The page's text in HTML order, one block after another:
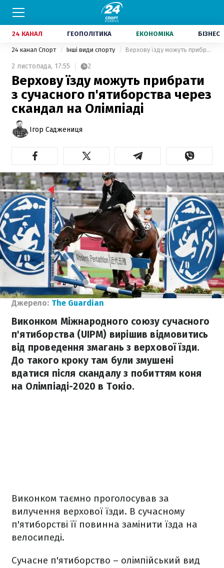
24 КАНАЛ ГЕОПОЛІТИКА ЕКОНОМІКА БІЗНЕС
24 канал Спорт Інші види спорту Верхову їзду можуть прибрати з сучасного п'ятиборства через скандал на Олімпіаді
2 листопада, 17:55 2
Верхову їзду можуть прибрати
з сучасного п'ятиборства через
скандал на Олімпіаді
Ігор Саджениця
Джерело: The Guardian
Виконком Міжнародного союзу сучасного
п'ятиборства (UIPM) вирішив відмовитись
від проведення змагань з верхової їзди.
До такого кроку там були змушені
вдатися після скандалу з побиттям коня
на Олімпіаді-2020 в Токіо.
Виконком таємно проголосував за
вилучення верхової їзди. В сучасному
п'ятиборстві її повинна замінити їзда на
велосипеді.
Сучасне п'ятиборство – олімпійський вид